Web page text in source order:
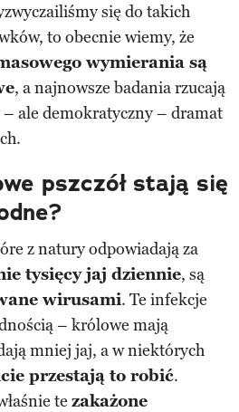
się do takich
to obecnie wiemy, że
wymierania są
, a najnowsze badania rzucają
– ale demokratyczny – dramat
pszczół stają się
z natury odpowiadają za
tysięcy jaj dziennie, są
wirusami. Te infekcje
– królowe mają
mniej jaj, a w niektórych
przestają to robić.
te zakażone